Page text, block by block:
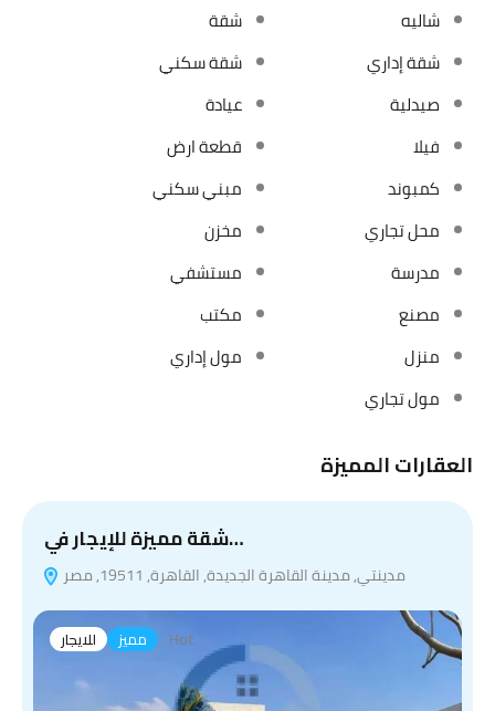
شاليه
شقة
شقة إداري
شقة سكني
صيدلية
عيادة
فيلا
قطعة ارض
كمبوند
مبني سكني
محل تجاري
مخزن
مدرسة
مستشفي
مصنع
مكتب
منزل
مول إداري
مول تجاري
العقارات المميزة
شقة مميزة للإيجار في…
مدينتي, مدينة القاهرة الجديدة, القاهرة, 19511, مصر
للايجار مميز Hot